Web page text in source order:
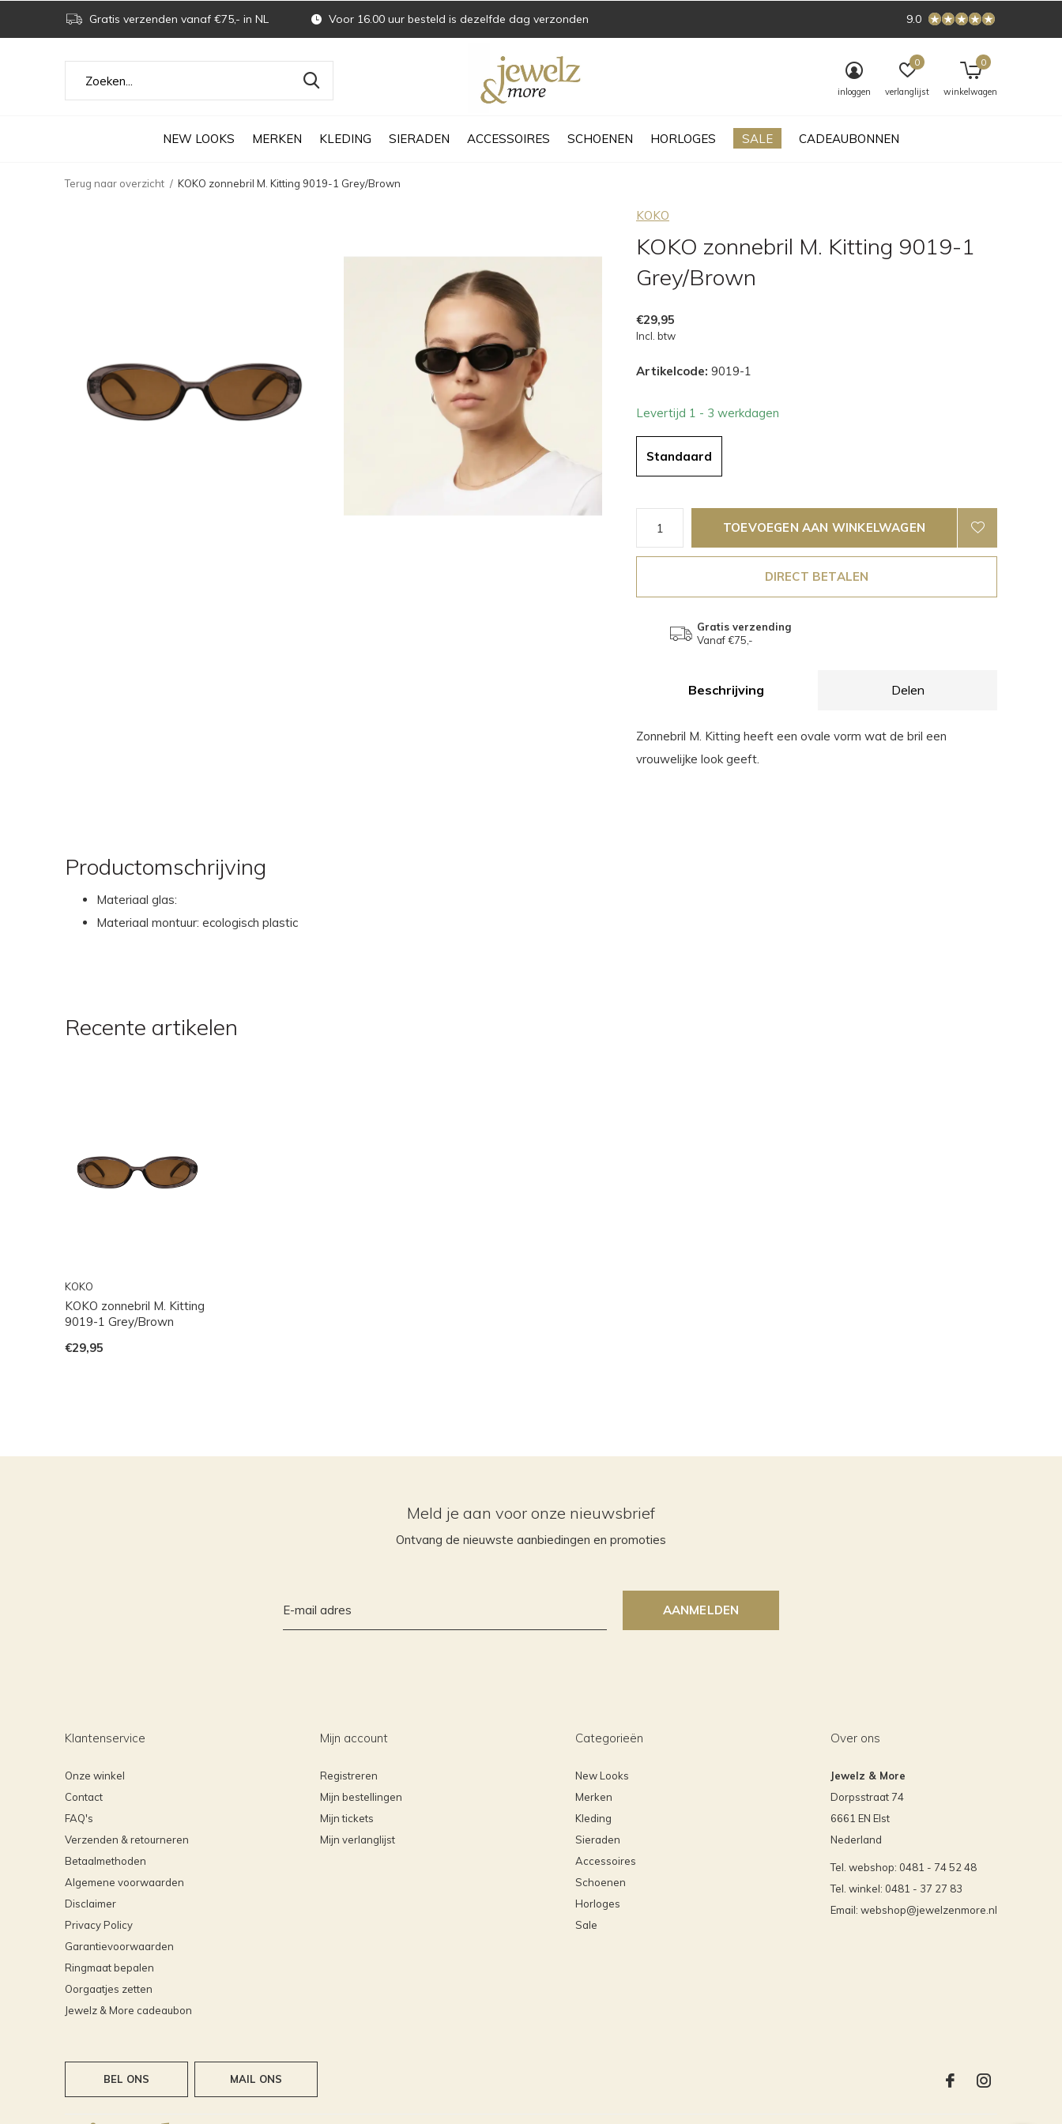
NEW LOOKS MERKEN KLEDING SIERADEN ACCESSOIRES SCHOENEN HORLOGES SALE CADEAUBONNEN
inloggen verlanglijst
0
winkelwagen
0
Gratis verzenden vanaf €75,- in NL Voor 16.00 uur besteld is dezelfde dag verzonden 9.0
Terug naar overzicht KOKO zonnebril M. Kitting 9019-1 Grey/Brown
KOKO
KOKO zonnebril M. Kitting 9019-1
Grey/Brown
€29,95
Incl. btw
Artikelcode: 9019-1
Levertijd 1 - 3 werkdagen
Standaard
TOEVOEGEN AAN WINKELWAGEN
DIRECT BETALEN
Gratis verzending
Vanaf €75,-
Beschrijving Delen
Zonnebril M. Kitting heeft een ovale vorm wat de bril een
vrouwelijke look geeft.
Productomschrijving
Materiaal glas:
Materiaal montuur: ecologisch plastic
Recente artikelen
KOKO
KOKO zonnebril M. Kitting
9019-1 Grey/Brown
€29,95
Meld je aan voor onze nieuwsbrief
Ontvang de nieuwste aanbiedingen en promoties
AANMELDEN
Klantenservice
Onze winkel
Contact
FAQ's
Verzenden & retourneren
Betaalmethoden
Algemene voorwaarden
Disclaimer
Privacy Policy
Garantievoorwaarden
Ringmaat bepalen
Oorgaatjes zetten
Jewelz & More cadeaubon
Mijn account
Registreren
Mijn bestellingen
Mijn tickets
Mijn verlanglijst
Categorieën
New Looks
Merken
Kleding
Sieraden
Accessoires
Schoenen
Horloges
Sale
Over ons
Jewelz & More
Dorpsstraat 74
6661 EN Elst
Nederland
Tel. webshop: 0481 - 74 52 48
Tel. winkel: 0481 - 37 27 83
Email: webshop@jewelzenmore.nl
BEL ONS MAIL ONS